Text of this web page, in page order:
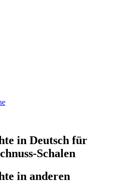
in Deutsch für
Schalen
in anderen